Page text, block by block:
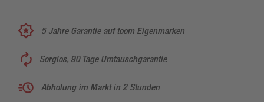
5 Jahre Garantie auf toom Eigenmarken
Sorglos, 90 Tage Umtauschgarantie
Abholung im Markt in 2 Stunden